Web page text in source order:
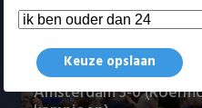
Tigers Roermond - Futsal
Amsterdam 3-0
Keuze opslaan